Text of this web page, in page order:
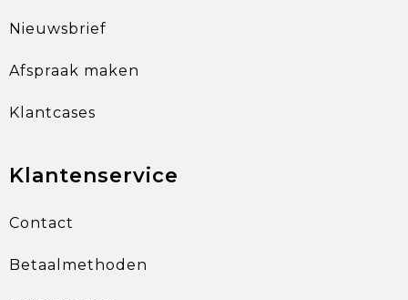
Nieuwsbrief
Afspraak maken
Klantcases
Klantenservice
Contact
Betaalmethoden